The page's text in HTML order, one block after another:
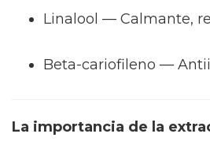
Linalool — Calmante,
Beta-cariofileno —
La importancia de la